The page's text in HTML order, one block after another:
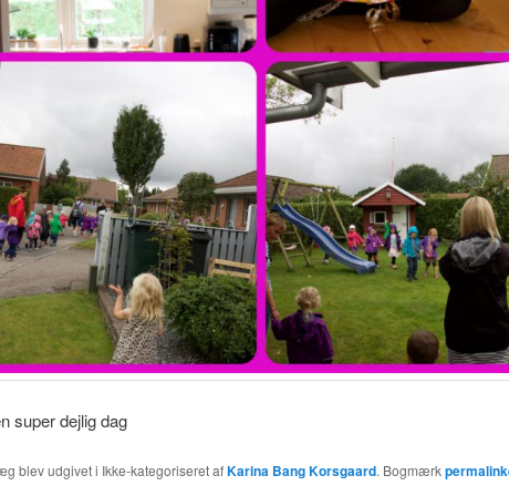
super dejlig dag
blev udgivet i Ikke-kategoriseret afKarina Bang Korsgaard. Bogmærk